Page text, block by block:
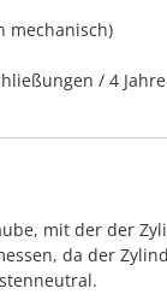
mechanisch)
/ 4 Jahre
mit der der
da der